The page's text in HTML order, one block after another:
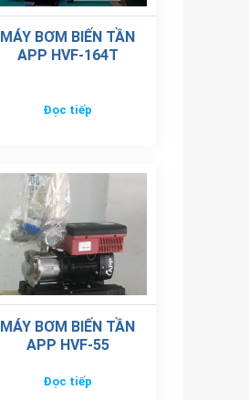
MÁY BƠM BIẾN TẦN
APP HVF-164T
Đọc tiếp
MÁY BƠM BIẾN TẦN
APP HVF-55
Đọc tiếp